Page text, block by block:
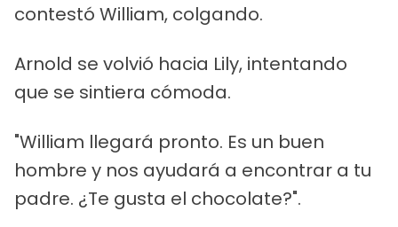
contestó William, colgando.
Arnold se volvió hacia Lily, intentando
que se sintiera cómoda.
"William llegará pronto. Es un buen
hombre y nos ayudará a encontrar a tu
padre. ¿Te gusta el chocolate?".